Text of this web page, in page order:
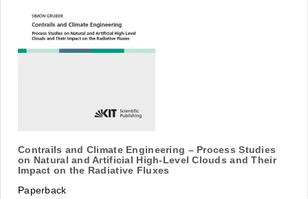
Contrails and Climate Engineering – Process Studies
on Natural and Artificial High-Level Clouds and Their
Impact on the Radiative Fluxes
Paperback